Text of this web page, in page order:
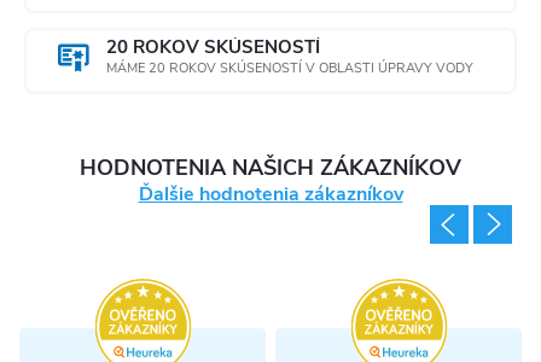
20 ROKOV SKÚSENOSTÍ
MÁME 20 ROKOV SKÚSENOSTÍ V OBLASTI ÚPRAVY VODY
HODNOTENIA NAŠICH ZÁKAZNÍKOV
Ďalšie hodnotenia zákazníkov